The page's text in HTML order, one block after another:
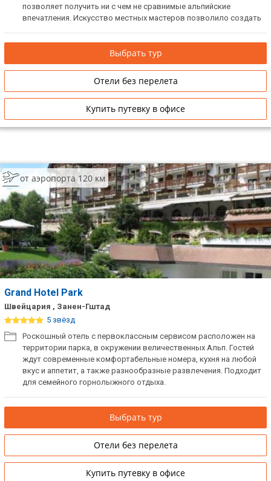
позволяет получить ни с чем не сравнимые альпийские
впечатления. Искусство местных мастеров позволило создать
современные местные материалы здесь гармонично
сочетаются со старинным деревом.
Выбрать тур
Отели без перелета
Купить путевку в офисе
от аэропорта 120 км
Grand Hotel Park
Швейцария , Занен-Гштад
5 звёзд
Роскошный отель с первоклассным сервисом расположен на
территории парка, в окружении величественных Альп. Гостей
ждут современные комфортабельные номера, кухня на любой
вкус и аппетит, а также разнообразные развлечения. Подходит
для семейного горнолыжного отдыха.
Выбрать тур
Отели без перелета
Купить путевку в офисе